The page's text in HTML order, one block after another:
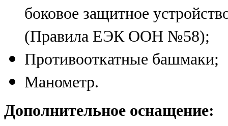
боковое защитное
(Правила ЕЭК ООН №58);
Противооткатные башмаки;
Манометр.
Дополнительное оснащение: